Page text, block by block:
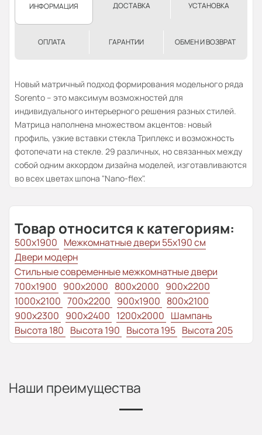
ИНФОРМАЦИЯ ДОСТАВКА УСТАНОВКА
ОПЛАТА ГАРАНТИИ ОБМЕН И ВОЗВРАТ
Новый матричный подход формирования модельного ряда
Sorento – это максимум возможностей для
индивидуального интерьерного решения разных стилей.
Матрица наполнена множеством акцентов: новый
профиль, узкие вставки стекла Триплекс и возможность
фотопечати на стекле. 29 различных, но связанных между
собой одним аккордом дизайна моделей, изготавливаются
во всех цветах шпона "Nano-flex".
Товар относится к категориям:
500x1900 Межкомнатные двери 55х190 см
Двери модерн
Стильные современные межкомнатные двери
700x1900 900x2000 800x2000 900x2200
1000x2100 700x2200 900x1900 800x2100
900x2300 900x2400 1200x2000 Шампань
Высота 180 Высота 190 Высота 195 Высота 205
Наши преимущества